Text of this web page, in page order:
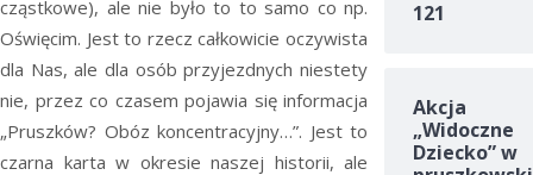
cząstkowe), ale nie było to to samo co np.
Oświęcim. Jest to rzecz całkowicie oczywista
dla Nas, ale dla osób przyjezdnych niestety
nie, przez co czasem pojawia się informacja
„Pruszków? Obóz koncentracyjny…”. Jest to
czarna karta w okresie naszej historii, ale
121
Akcja
„Widoczne
Dziecko” w